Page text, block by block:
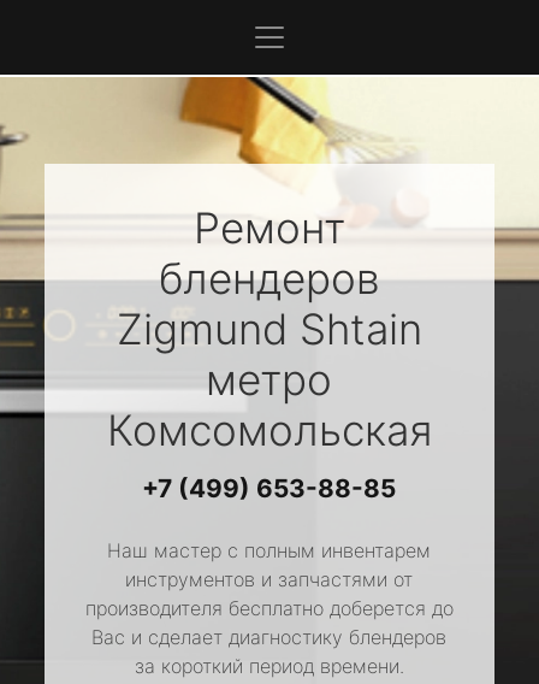
Ремонт
блендеров
Zigmund Shtain
метро
Комсомольская
+7 (499) 653-88-85
Наш мастер с полным инвентарем
инструментов и запчастями от
производителя бесплатно доберется до
Вас и сделает диагностику блендеров
за короткий период времени.